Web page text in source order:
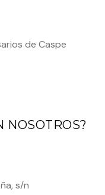
de Caspe
NOSOTROS?
s/n